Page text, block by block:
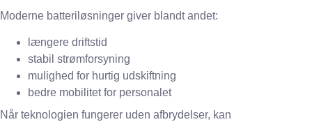
Moderne batteriløsninger giver blandt andet:
længere driftstid
stabil strømforsyning
mulighed for hurtig udskiftning
bedre mobilitet for personalet
Når teknologien fungerer uden afbrydelser, kan